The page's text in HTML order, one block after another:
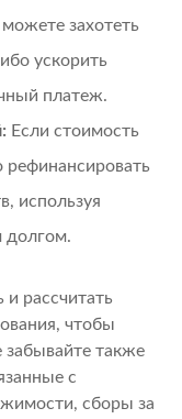
захотеть
ускорить
платеж.
Если стоимость
используя
долгом.
рассчитать
чтобы
забывайте также
с
сборы за